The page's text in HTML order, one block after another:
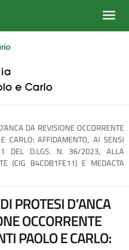
DA REVISIONE OCCORRENTE
CARLO: AFFIDAMENTO, AI SENSI
DEL D.LGS. N. 36/2023, ALLA
(CIG B4CDB1FE11) E MEDACTA
PROTESI D’ANCA
OCCORRENTE
PAOLO E CARLO: